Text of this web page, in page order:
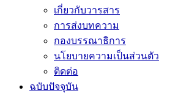
เกี่ยวกับวารสาร
การส่งบทความ
กองบรรณาธิการ
นโยบายความเป็นส่วนตัว
ติดต่อ
ฉบับปัจจุบัน